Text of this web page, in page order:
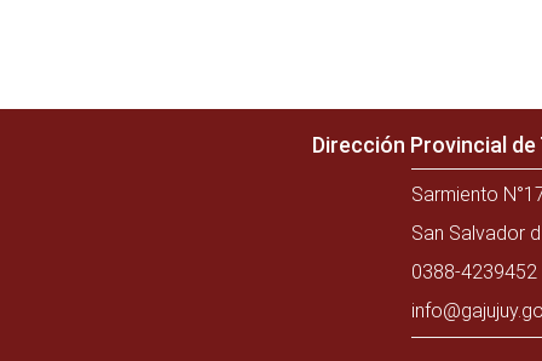
Dirección Provincial
Sarmiento
San Salvador
0388-